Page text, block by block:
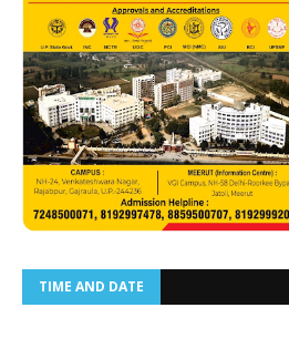
TIME AND DATE